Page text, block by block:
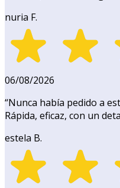
nuria F.
06/08/2026
“Nunca había pedido a
Rápida, eficaz, con un
estela B.